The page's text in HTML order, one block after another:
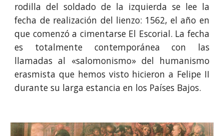
rodilla del soldado de la izquierda se lee la
fecha de realización del lienzo: 1562, el año en
que comenzó a cimentarse El Escorial. La fecha
es totalmente contemporánea con las
llamadas al «salomonismo» del humanismo
erasmista que hemos visto hicieron a Felipe II
durante su larga estancia en los Países Bajos.